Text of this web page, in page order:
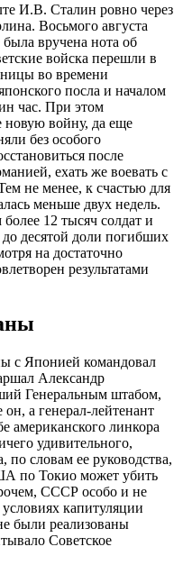
И.В. Сталин ровно через
Восьмого августа
вручена нота об
войска перешли в
во времени
посла и началом
час. При этом
новую войну, да еще
без особого
после
ехать же воевать с
не менее, к счастью для
меньше двух недель.
12 тысяч солдат и
десятой доли погибших
на достаточно
результатами
с Японией командовал
Александр
Генеральным штабом,
а генерал-лейтенант
американского линкора
удивительного,
по словам ее руководства,
по Токио может убить
СССР особо и не
капитуляции
были реализованы
Советское